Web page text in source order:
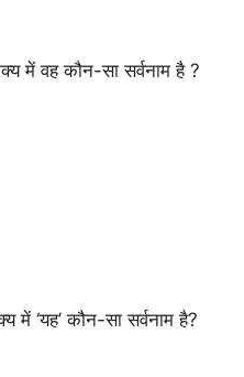
में वह कौन-सा सर्वनाम है ?
में ‘यह’ कौन-सा सर्वनाम है?